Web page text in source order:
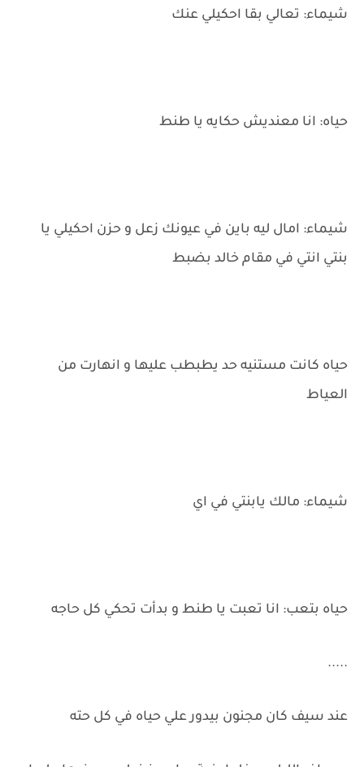
شيماء: تعالي بقا احكيلي عنك
حياه: انا معنديش حكايه يا طنط
شيماء: امال ليه باين في عيونك زعل و حزن احكيلي يا
بنتي انتي في مقام خالد بضبط
حياه كانت مستنيه حد يطبطب عليها و انهارت من
العياط
شيماء: مالك يابنتي في اي
حياه بتعب: انا تعبت يا طنط و بدأت تحكي كل حاجه
.....
عند سيف كان مجنون بيدور علي حياه في كل حته